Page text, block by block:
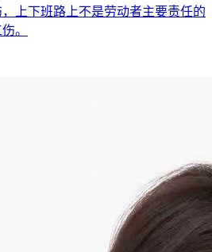
上下班路上不是劳动者主要责任的
。